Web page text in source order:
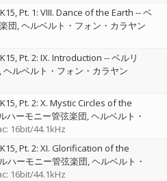
Pt. 1: VIII. Dance of the Earth --ベ
団 ヘルベルト・フォン・カラヤン
Pt. 2: IX. Introduction --ベルリ
ヘルベルト・フォン・カラヤン
Pt. 2: X. Mystic Circles of the
ハーモニー管弦楽団 ヘルベルト・
16bit/44.1kHz
Pt. 2: XI. Glorification of the
ハーモニー管弦楽団 ヘルベルト・
16bit/44.1kHz